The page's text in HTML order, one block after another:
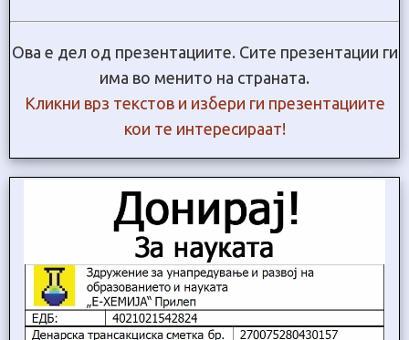
Ова е дел од презентациите. Сите презентации ги
има во менито на страната.
Кликни врз текстов и избери ги презентациите
кои те интересираат!